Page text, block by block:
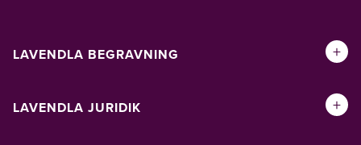
LAVENDLA BEGRAVNING +
LAVENDLA JURIDIK +